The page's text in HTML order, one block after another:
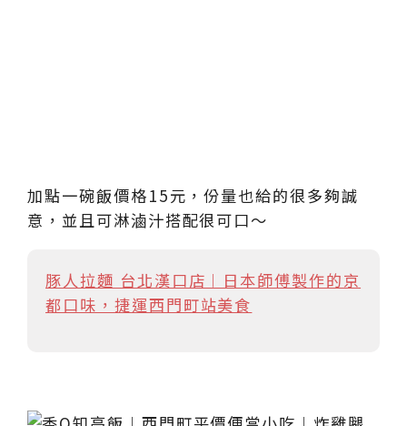
加點一碗飯價格15元，份量也給的很多夠誠
意，並且可淋滷汁搭配很可口～
豚人拉麵 台北漢口店︱日本師傅製作的京
都口味，捷運西門町站美食